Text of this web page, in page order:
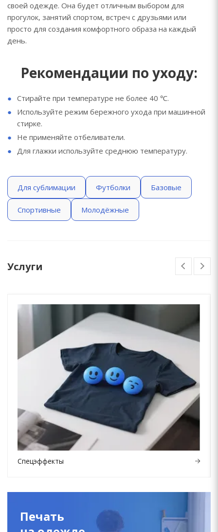
своей одежде. Она будет отличным выбором для
прогулок, занятий спортом, встреч с друзьями или
просто для создания комфортного образа на каждый
день.
Рекомендации по уходу:
Стирайте при температуре не более 40 ℃.
Используйте режим бережного ухода при машинной
стирке.
Не применяйте отбеливатели.
Для глажки используйте среднюю температуру.
Для сублимации Футболки Базовые
Спортивные Молодёжные
Услуги
Спецэффекты
Печать